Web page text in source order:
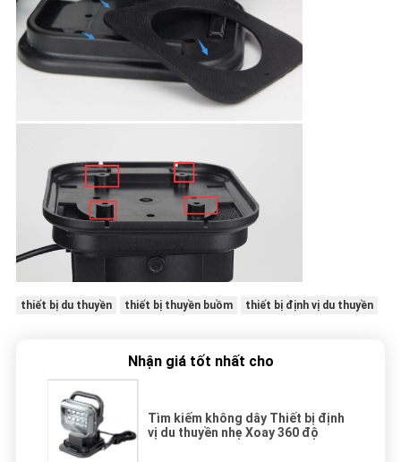
thiết bị du thuyền thiết bị thuyền buồm thiết bị định vị du thuyền
Nhận giá tốt nhất cho
Tìm kiếm không dây Thiết bị định
vị du thuyền nhẹ Xoay 360 độ